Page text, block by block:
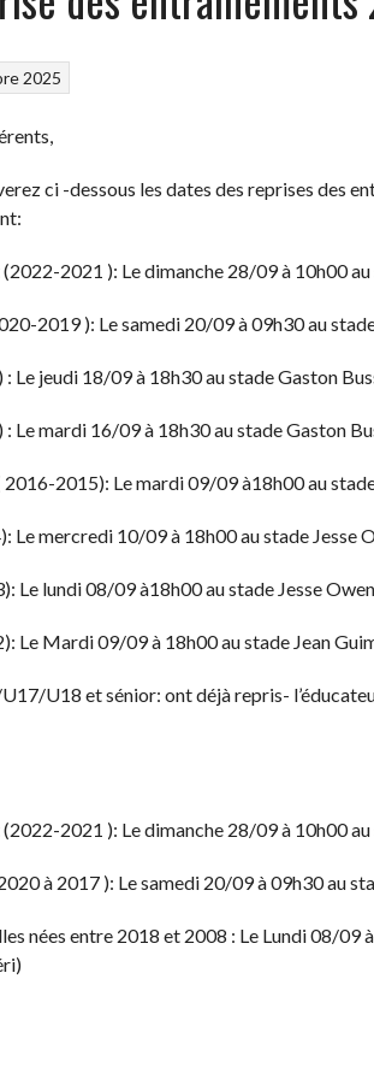
2025
ci -dessous les dates des reprises des
2021 ): Le dimanche 28/09 à 10h00
2019 ): Le samedi 20/09 à 09h30 au
Le jeudi 18/09 à 18h30 au stade Gaston
: Le mardi 16/09 à 18h30 au stade Gaston
2015): Le mardi 09/09 à18h00 au
Le mercredi 10/09 à 18h00 au stade Jesse
Le lundi 08/09 à18h00 au stade Jesse
Le Mardi 09/09 à 18h00 au stade Jean
U18 et sénior: ont déjà repris-
2021 ): Le dimanche 28/09 à 10h00
à 2017 ): Le samedi 20/09 à 09h30 au
nées entre 2018 et 2008 : Le Lundi 08/09